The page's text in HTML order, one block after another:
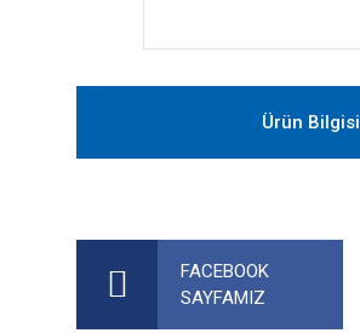
Ürün Bilgisi
FACEBOOK
SAYFAMIZ